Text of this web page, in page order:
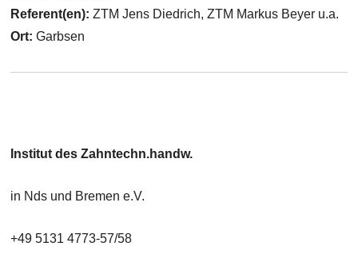
Referent(en):ZTM Jens Diedrich, ZTM Markus Beyer u.a.
Ort:Garbsen
Institut des Zahntechn.handw.
in Nds und Bremen e.V.
+49 5131 4773-57/58